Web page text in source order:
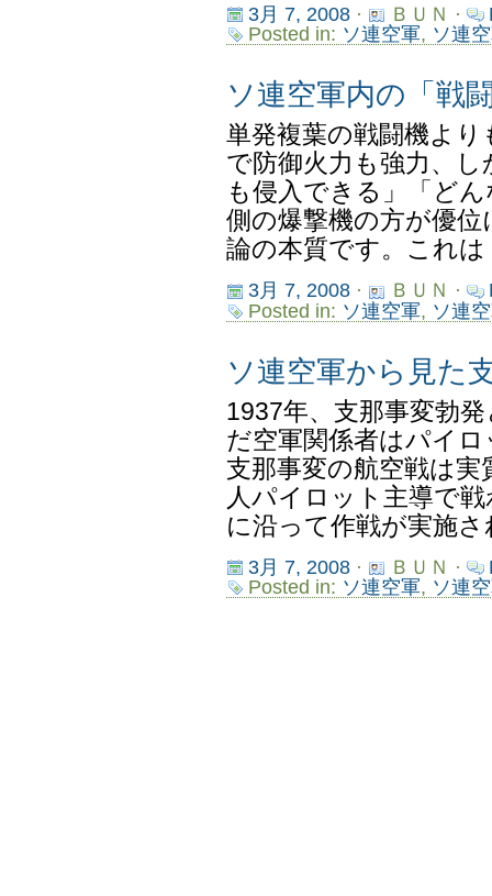
3月 7, 2008· ＢＵＮ ·
Posted in: ソ連空軍, ソ連
ソ連空軍内の「戦
単発複葉の戦闘機よ
で防御火力も強力、
も侵入できる」「ど
側の爆撃機の方が優
論の本質です。これ
3月 7, 2008· ＢＵＮ ·
Posted in: ソ連空軍, ソ連
ソ連空軍から見た
1937年、支那事変勃
だ空軍関係者はパイ
支那事変の航空戦は
人パイロット主導で
に沿って作戦が実施
3月 7, 2008· ＢＵＮ ·
Posted in: ソ連空軍, ソ連